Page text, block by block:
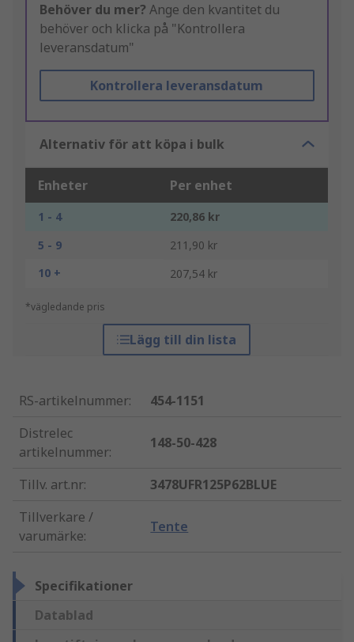
Behöver du mer? Ange den kvantitet du
behöver och klicka på "Kontrollera
leveransdatum"
Kontrollera leveransdatum
Alternativ för att köpa i bulk
Enheter Per enhet
1 - 4
220,86 kr
5 - 9
211,90 kr
10 +
207,54 kr
*vägledande pris
Lägg till din lista
RS-artikelnummer:
454-1151
Distrelec
artikelnummer:
148-50-428
Tillv. art.nr:
3478UFR125P62BLUE
Tillverkare /
varumärke:
Tente
Specifikationer
Datablad